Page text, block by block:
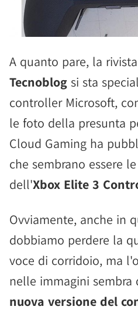
A quanto pare, la
Tecnoblog si sta
controller Microsoft,
le foto della presunta
Cloud Gaming ha
che sembrano essere le
dell'Xbox Elite 3
Ovviamente, anche in
dobbiamo perdere la
voce di corridoio, ma
nelle immagini sembra
nuova versione del